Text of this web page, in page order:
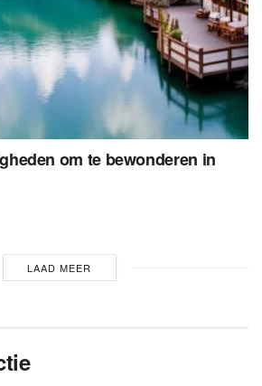
om te bewonderen in
LAAD MEER